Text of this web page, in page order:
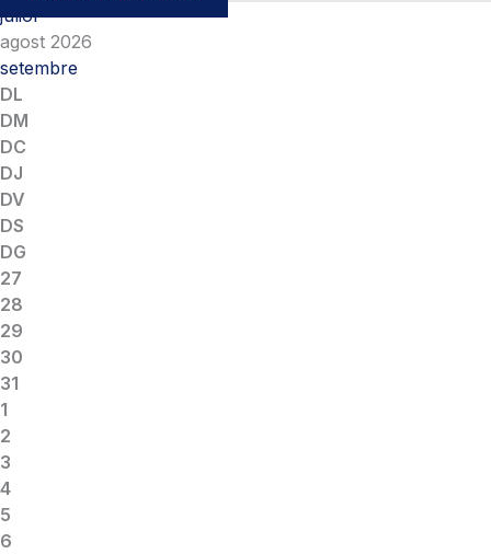
juliol
agost 2026
setembre
DL
DM
DC
DJ
DV
DS
DG
27
28
29
30
31
1
2
3
4
5
6